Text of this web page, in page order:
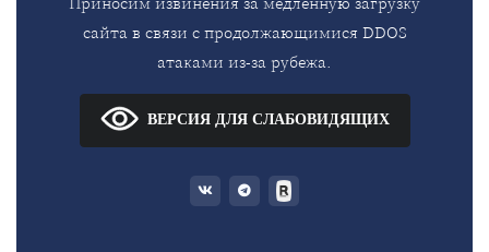
сайта в связи с продолжающимися DDOS
атаками из-за рубежа.
ВЕРСИЯ ДЛЯ СЛАБОВИДЯЩИХ